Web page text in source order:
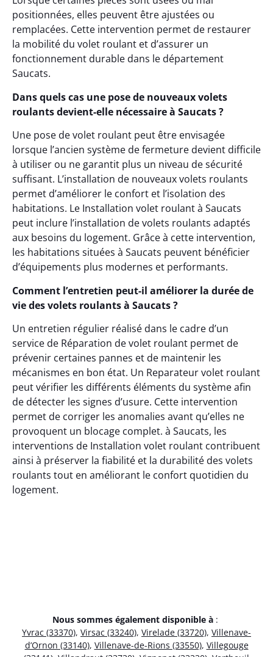
positionnées, elles peuvent être ajustées ou
remplacées. Cette intervention permet de restaurer
la mobilité du volet roulant et d’assurer un
fonctionnement durable dans le département
Saucats.
Dans quels cas une pose de nouveaux volets
roulants devient-elle nécessaire à Saucats ?
Une pose de volet roulant peut être envisagée
lorsque l’ancien système de fermeture devient difficile
à utiliser ou ne garantit plus un niveau de sécurité
suffisant. L’installation de nouveaux volets roulants
permet d’améliorer le confort et l’isolation des
habitations. Le Installation volet roulant à Saucats
peut inclure l’installation de volets roulants adaptés
aux besoins du logement. Grâce à cette intervention,
les habitations situées à Saucats peuvent bénéficier
d’équipements plus modernes et performants.
Comment l’entretien peut-il améliorer la durée de
vie des volets roulants à Saucats ?
Un entretien régulier réalisé dans le cadre d’un
service de Réparation de volet roulant permet de
prévenir certaines pannes et de maintenir les
mécanismes en bon état. Un Reparateur volet roulant
peut vérifier les différents éléments du système afin
de détecter les signes d’usure. Cette intervention
permet de corriger les anomalies avant qu’elles ne
provoquent un blocage complet. à Saucats, les
interventions de Installation volet roulant contribuent
ainsi à préserver la fiabilité et la durabilité des volets
roulants tout en améliorant le confort quotidien du
logement.
Nous sommes également disponible à :
Yvrac (33370), Virsac (33240), Virelade (33720), Villenave-
d’Ornon (33140), Villenave-de-Rions (33550), Villegouge